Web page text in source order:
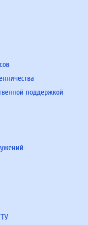
поддержкой